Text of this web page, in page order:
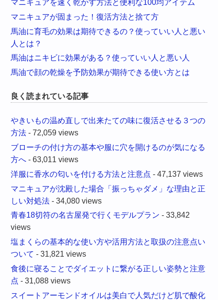
マニキュアを速く乾かす方法と便利な100均アイテム
マニキュアが固まった！復活方法と捨て方
馬油に育毛の効果は期待できるの？使っていい人と悪い
人とは？
馬油はニキビに効果がある？使っていい人と悪い人
馬油で顔の乾燥を予防効果が期待できる使い方とは
良く読まれている記事
やきいもの温め直しで出来たての味に復活させる３つの
方法 - 72,059 views
ブローチの付け方の基本や服に穴を開けるのが気になる
方へ - 63,011 views
洋服に香水の匂いを付ける方法と注意点 - 47,137 views
マニキュアが沈殿した場合「振っちゃダメ」な理由と正
しい対処法 - 34,080 views
青春18切符の名古屋発で行くモデルプラン - 33,842
views
塩まくらの基本的な使い方や活用方法と取扱の注意点い
ついて - 31,821 views
食後に寝ることでダイエットに繋がる正しい姿勢と注意
点 - 31,088 views
スイートアーモンドオイルは美白で人気だけど肌で酸化